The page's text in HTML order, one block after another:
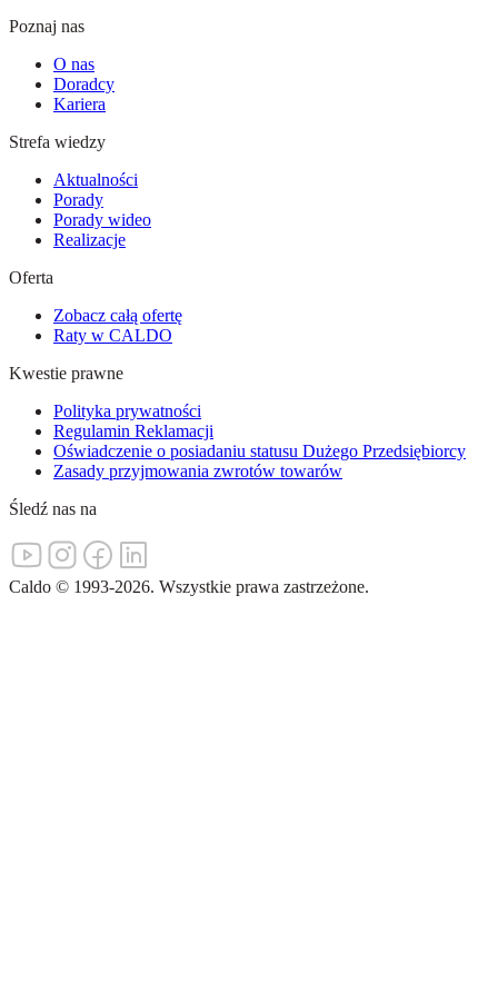
Poznaj nas
O nas
Doradcy
Kariera
Strefa wiedzy
Aktualności
Porady
Porady wideo
Realizacje
Oferta
Zobacz całą ofertę
Raty w CALDO
Kwestie prawne
Polityka prywatności
Regulamin Reklamacji
Oświadczenie o posiadaniu statusu Dużego Przedsiębiorcy
Zasady przyjmowania zwrotów towarów
Śledź nas na
Caldo © 1993-2026. Wszystkie prawa zastrzeżone.